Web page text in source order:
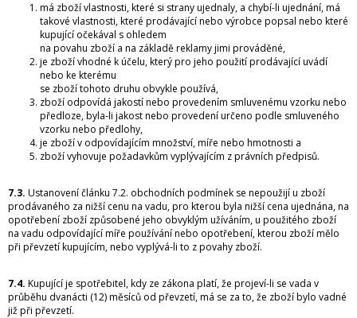
má zboží vlastnosti, které si strany ujednaly, a chybí-li ujednání, má
takové vlastnosti, které prodávající nebo výrobce popsal nebo které
kupující očekával s ohledem
na povahu zboží a na základě reklamy jimi prováděné,
je zboží vhodné k účelu, který pro jeho použití prodávající uvádí
nebo ke kterému
se zboží tohoto druhu obvykle používá,
zboží odpovídá jakostí nebo provedením smluvenému vzorku nebo
předloze, byla-li jakost nebo provedení určeno podle smluveného
vzorku nebo předlohy,
je zboží v odpovídajícím množství, míře nebo hmotnosti a
zboží vyhovuje požadavkům vyplývajícím z právních předpisů.
7.3. Ustanovení článku 7.2. obchodních podmínek se nepoužijí u zboží
prodávaného za nižší cenu na vadu, pro kterou byla nižší cena ujednána, na
opotřebení zboží způsobené jeho obvyklým užíváním, u použitého zboží
na vadu odpovídající míře používání nebo opotřebení, kterou zboží mělo
při převzetí kupujícím, nebo vyplývá-li to z povahy zboží.
7.4. Kupující je spotřebitel, kdy ze zákona platí, že projeví-li se vada v
průběhu dvanácti (12) měsíců od převzetí, má se za to, že zboží bylo vadné
již při převzetí.